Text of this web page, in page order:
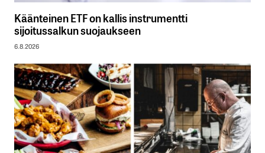
Käänteinen ETF on kallis instrumentti
sijoitussalkun suojaukseen
6.8.2026